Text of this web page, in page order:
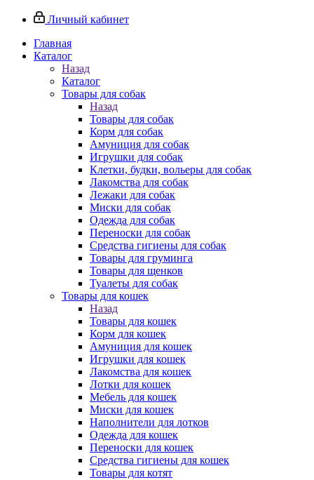
Личный кабинет
Главная
Каталог
Назад
Каталог
Товары для собак
Назад
Товары для собак
Корм для собак
Амуниция для собак
Игрушки для собак
Клетки, будки, вольеры для собак
Лакомства для собак
Лежаки для собак
Миски для собак
Одежда для собак
Переноски для собак
Средства гигиены для собак
Товары для груминга
Товары для щенков
Туалеты для собак
Товары для кошек
Назад
Товары для кошек
Корм для кошек
Амуниция для кошек
Игрушки для кошек
Лакомства для кошек
Лотки для кошек
Мебель для кошек
Миски для кошек
Наполнители для лотков
Одежда для кошек
Переноски для кошек
Средства гигиены для кошек
Товары для котят